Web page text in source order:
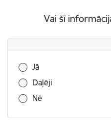
Vai šī
Vai šī informācija bija
Jā
Daļēji
Nē